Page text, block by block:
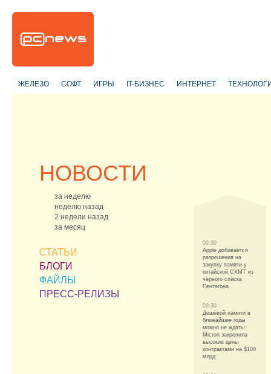
ЖЕЛЕЗО СОФТ ИГРЫ IT-БИЗНЕС ИНТЕРНЕТ
НОВОСТИ
за неделю
неделю назад
2 недели назад
за месяц
СТАТЬИ
БЛОГИ
ФАЙЛЫ
ПРЕСС-РЕЛИЗЫ
09:30
Apple добивается
разрешения на
закупку памяти у
китайской CXMT из
чёрного списка
Пентагона
09:30
Дешёвой памяти в
ближайшие годы
можно не ждать:
Micron закрепила
высокие цены
контрактами на $100
млрд